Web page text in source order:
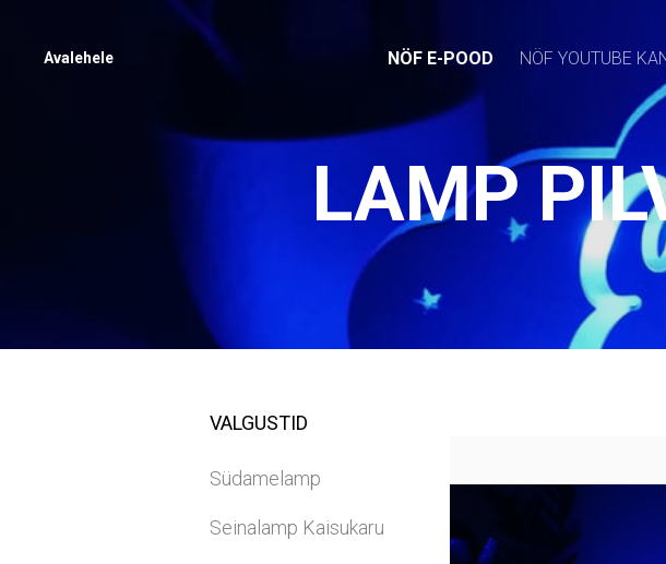
Avalehele NÖF E-POOD NÖF YOUTUBE
LAMP
VALGUSTID
Südamelamp
Seinalamp Kaisukaru